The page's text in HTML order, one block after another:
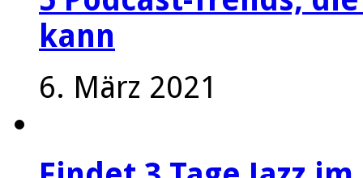
kann
6. März 2021